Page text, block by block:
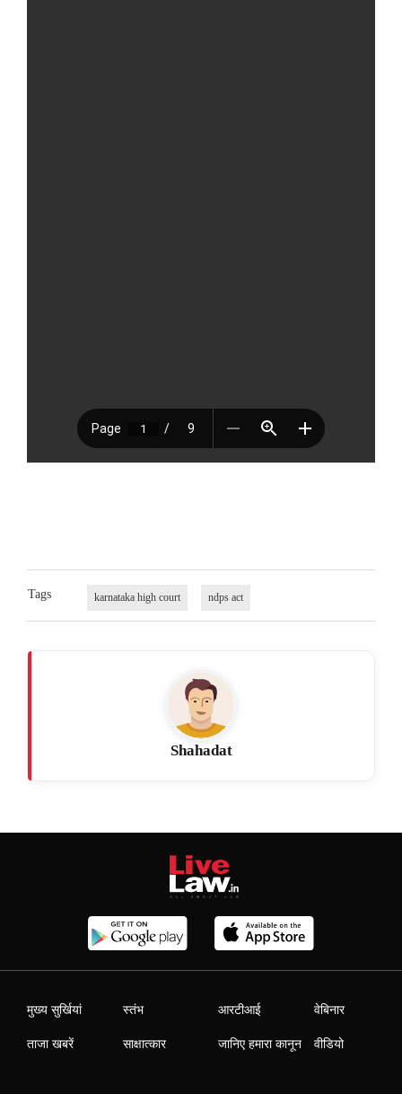
Tags karnataka high court ndps act
Shahadat
मुख्य सुर्खियां
ताजा खबरें
स्तंभ
साक्षात्कार
आरटीआई
जानिए हमारा कानून
वेबिनार
वीडियो